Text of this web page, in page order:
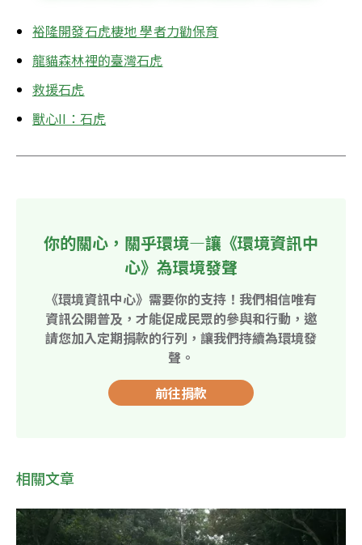
裕隆開發石虎棲地 學者力勸保育
龍貓森林裡的臺灣石虎
救援石虎
獸心II：石虎
你的關心，關乎環境—讓《環境資訊中
心》為環境發聲
《環境資訊中心》需要你的支持！我們相信唯有
資訊公開普及，才能促成民眾的參與和行動，邀
請您加入定期捐款的行列，讓我們持續為環境發
聲。
前往捐款
相關文章